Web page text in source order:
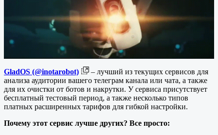
GladOS (@inotarobot)
– лучший из текущих сервисов для
анализа аудитории вашего телеграм канала или чата, а также
для их очистки от ботов и накрутки. У сервиса присутствует
бесплатный тестовый период, а также несколько типов
платных расширенных тарифов для гибкой настройки.
Почему этот сервис лучше других? Все просто: